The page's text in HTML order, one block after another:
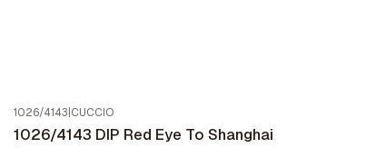
1026/4143 CUCCIO
1026/4143 DIP Red Eye To Shanghai